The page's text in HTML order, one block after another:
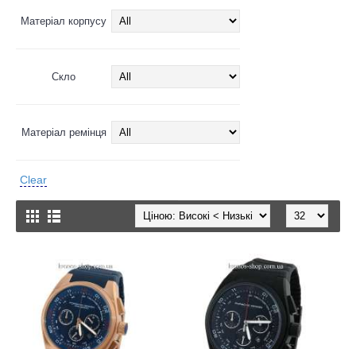
Матеріал корпусу
Скло
Матеріал ремінця
Clear